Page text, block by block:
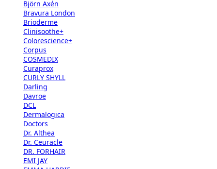
Björn Axén
Bravura London
Brioderme
Clinisoothe+
Colorescience+
Corpus
COSMEDIX
Curaprox
CURLY SHYLL
Darling
Davroe
DCL
Dermalogica
Doctors
Dr. Althea
Dr. Ceuracle
DR. FORHAIR
EMI JAY